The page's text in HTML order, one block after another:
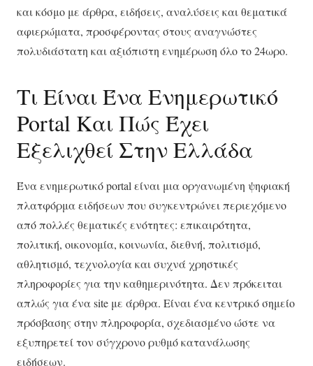
και κόσμο με άρθρα, ειδήσεις, αναλύσεις και θεματικά
αφιερώματα, προσφέροντας στους αναγνώστες
πολυδιάστατη και αξιόπιστη ενημέρωση όλο το 24ωρο.
Τι Είναι Ένα Ενημερωτικό
Portal Και Πώς Έχει
Εξελιχθεί Στην Ελλάδα
Ένα ενημερωτικό portal είναι μια οργανωμένη ψηφιακή
πλατφόρμα ειδήσεων που συγκεντρώνει περιεχόμενο
από πολλές θεματικές ενότητες: επικαιρότητα,
πολιτική, οικονομία, κοινωνία, διεθνή, πολιτισμό,
αθλητισμό, τεχνολογία και συχνά χρηστικές
πληροφορίες για την καθημερινότητα. Δεν πρόκειται
απλώς για ένα site με άρθρα. Είναι ένα κεντρικό σημείο
πρόσβασης στην πληροφορία, σχεδιασμένο ώστε να
εξυπηρετεί τον σύγχρονο ρυθμό κατανάλωσης
ειδήσεων.